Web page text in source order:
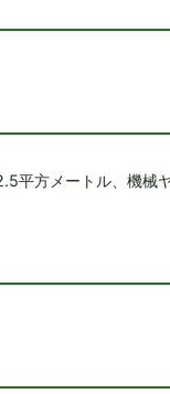
平方メートル、機械